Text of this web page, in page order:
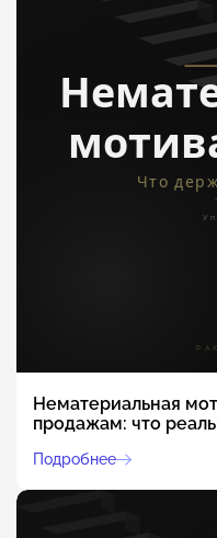
Нематериальная
продажам: что
Подробнее